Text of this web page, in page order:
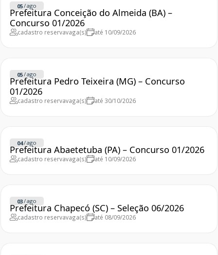
05/ago
Prefeitura Conceição do Almeida (BA) –
Concurso 01/2026
cadastro reservavaga(s) até 10/09/2026
05/ago
Prefeitura Pedro Teixeira (MG) – Concurso
01/2026
cadastro reservavaga(s) até 30/10/2026
04/ago
Prefeitura Abaetetuba (PA) – Concurso 01/2026
cadastro reservavaga(s) até 10/09/2026
03/ago
Prefeitura Chapecó (SC) – Seleção 06/2026
cadastro reservavaga(s) até 08/09/2026